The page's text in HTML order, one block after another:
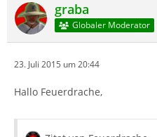
graba
Globaler Moderator
23. Juli 2015 um 20:44
Hallo Feuerdrache,